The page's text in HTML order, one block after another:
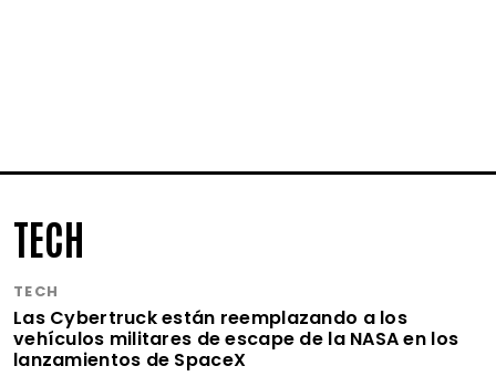
TECH
TECH
Las Cybertruck están reemplazando a los
vehículos militares de escape de la NASA en los
lanzamientos de SpaceX